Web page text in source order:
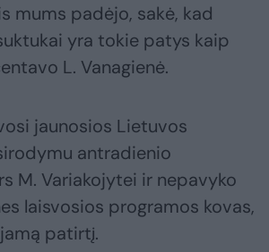
mums padėjo, sakė, kad
yra tokie patys kaip
L. Vanagienė.
jaunosios Lietuvos
antradienio
M. Variakojytei ir nepavyko
laisvosios programos kovas,
patirtį.